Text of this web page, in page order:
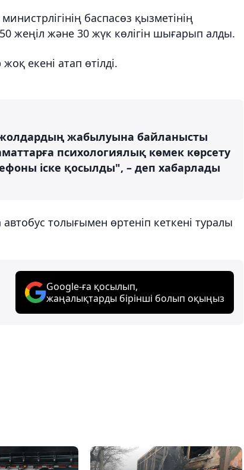
баспасөз қызметінің
жеңіл және 30 жүк көлігін шығарып алды.
екені атап өтілді.
жабылуына байланысты
психологиялық көмек көрсету
іске қосылды", – деп хабарлады
толығымен өртеніп кеткені туралы
Google-ға қосылып,
жаңалықтарды бірінші болып оқыңыз